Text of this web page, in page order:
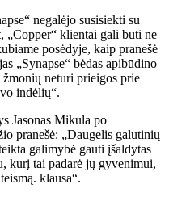
negalėjo susisiekti su
„Copper“ klientai gali būti ne
posėdyje, kaip pranešė
„Synapse“ bėdas apibūdino
neturi prieigos prie
indėlių“.
Jasonas Mikula po
pranešė: „Daugelis galutinių
galimybė gauti įšaldytas
kurį tai padarė jų gyvenimui,
klausa“.